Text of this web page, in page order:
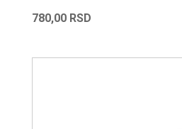
780,00 RSD